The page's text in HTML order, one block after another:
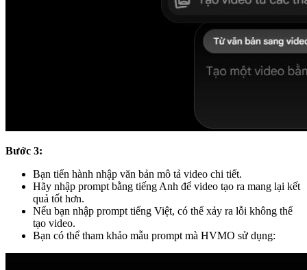
Bước 3:
Bạn tiến hành nhập văn bản mô tả video chi tiết.
Hãy nhập prompt bằng tiếng Anh để video tạo ra mang lại kết
quả tốt hơn.
Nếu bạn nhập prompt tiếng Việt, có thể xảy ra lỗi không thể
tạo video.
Bạn có thể tham khảo mẫu prompt mà HVMO sử dụng: